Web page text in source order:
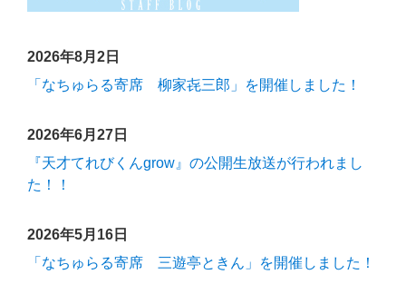
2026年8月2日
「なちゅらる寄席 柳家㐂三郎」を開催しました！
2026年6月27日
『天才てれびくんgrow』の公開生放送が行われまし
た！！
2026年5月16日
「なちゅらる寄席 三遊亭ときん」を開催しました！